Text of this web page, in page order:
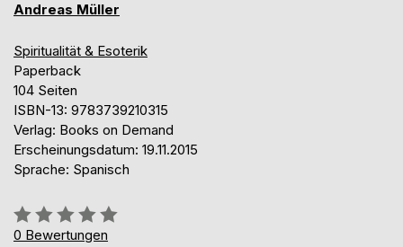
Andreas Müller
Spiritualität & Esoterik
Paperback
104 Seiten
ISBN-13: 9783739210315
Verlag: Books on Demand
Erscheinungsdatum: 19.11.2015
Sprache: Spanisch
Bewertung::
0%
0 Bewertungen